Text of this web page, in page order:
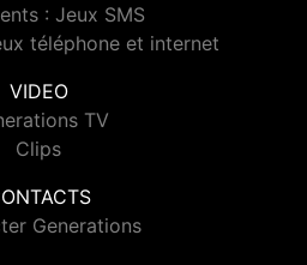
: Jeux SMS
téléphone et internet
VIDEO
TV
Clips
Generations